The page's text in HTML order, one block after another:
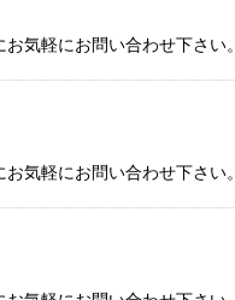
気軽にお問い合わせ下さい。
気軽にお問い合わせ下さい。